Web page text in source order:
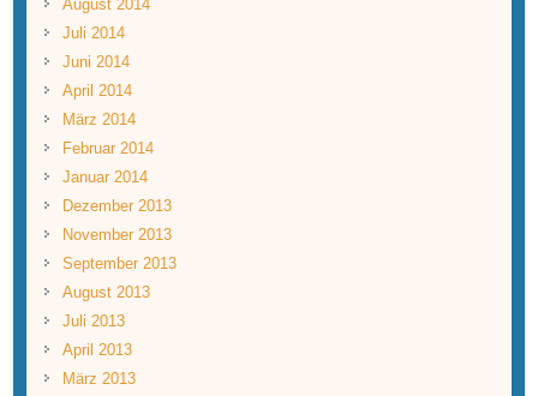
August 2014
Juli 2014
Juni 2014
April 2014
März 2014
Februar 2014
Januar 2014
Dezember 2013
November 2013
September 2013
August 2013
Juli 2013
April 2013
März 2013